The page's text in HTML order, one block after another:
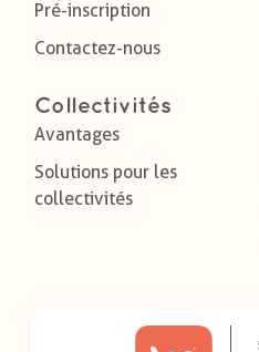
Pré-inscription
Contactez-nous
Collectivités
Avantages
Solutions pour les
collectivités